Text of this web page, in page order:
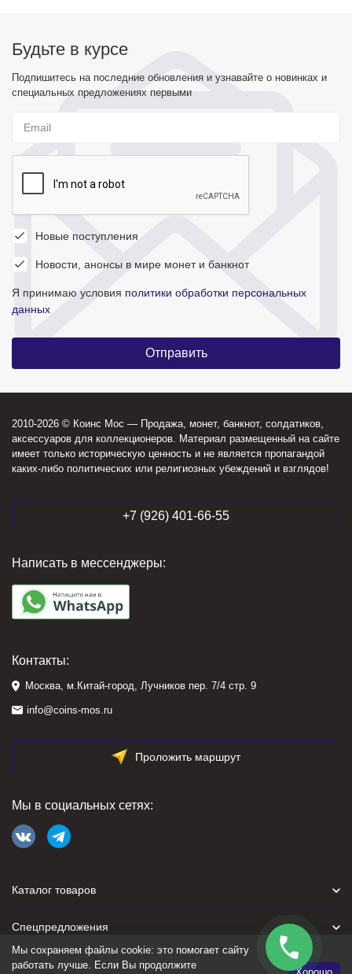
Будьте в курсе
Подпишитесь на последние обновления и узнавайте о новинках и
специальных предложениях первыми
Новые поступления
Новости, анонсы в мире монет и банкнот
Я принимаю условия политики обработки персональных
данных
2010-2026 © Коинс Мос — Продажа, монет, банкнот, солдатиков,
аксессуаров для коллекционеров. Материал размещенный на сайте
имеет только историческую ценность и не является пропагандой
каких-либо политических или религиозных убеждений и взглядов!
+7 (926) 401-66-55
Написать в мессенджеры:
Контакты:
Москва, м.Китай-город, Лучников пер. 7/4 стр. 9
info@coins-mos.ru
Проложить маршрут
Мы в социальных сетях:
Каталог товаров
Спецпредложения
Для покупателя
Мы сохраняем файлы cookie: это помогает сайту
работать лучше. Если Вы продолжите